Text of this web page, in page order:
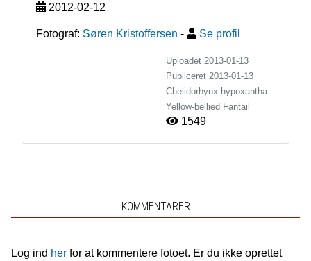
2012-02-12
Fotograf: Søren Kristoffersen - Se profil
Uploadet 2013-01-13
Publiceret 2013-01-13
Chelidorhynx hypoxantha
Yellow-bellied Fantail
1549
KOMMENTARER
Log ind herfor at kommentere fotoet. Er du ikke oprettet